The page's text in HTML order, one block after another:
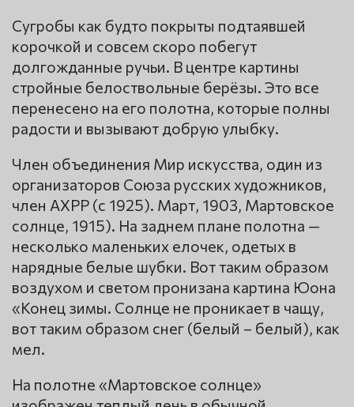
Сугробы как будто покрыты подтаявшей
корочкой и совсем скоро побегут
долгожданные ручьи. В центре картины
стройные белоствольные берёзы. Это все
перенесено на его полотна, которые полны
радости и вызывают добрую улыбку.
Член объединения Мир искусства, один из
организаторов Союза русских художников,
член АХРР (с 1925). Март, 1903, Мартовское
солнце, 1915). На заднем плане полотна —
несколько маленьких елочек, одетых в
нарядные белые шубки. Вот таким образом
воздухом и светом пронизана картина Юона
«Конец зимы. Солнце не проникает в чащу,
вот таким образом снег (белый – белый), как
мел.
На полотне «Мартовское солнце»